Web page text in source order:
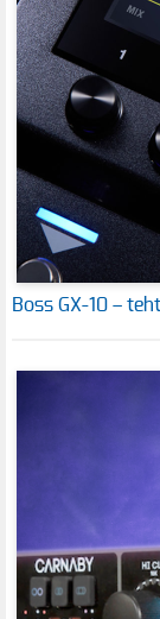
Boss GX-10 –